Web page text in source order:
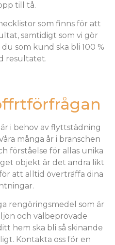
till tå.
som finns för att
samtidigt som vi gör
som kund ska bli 100 %
resultatet.
i behov av flyttstädning
många år i branschen
förståelse för allas unika
objekt är det andra likt
att alltid överträffa dina
rengöringsmedel som är
och välbeprövade
hem ska bli så skinande
Kontakta oss för en